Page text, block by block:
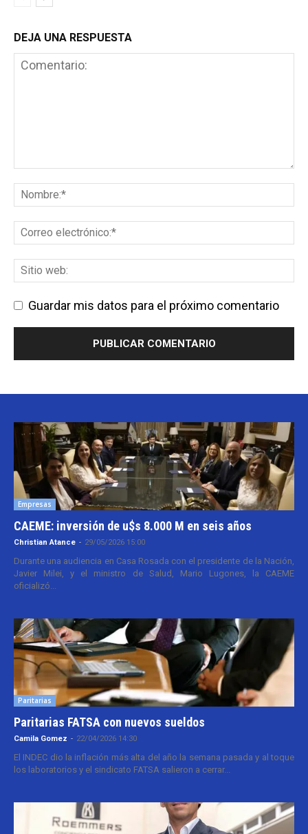
DEJA UNA RESPUESTA
Guardar mis datos para el próximo comentario
Empresas
CAEME: inversión de u$s 8.000 M en seis años
Christian Atance - 29/05/2026 15:00
Durante una audiencia en Casa Rosada con el presidente de la Nación,
Javier Milei, y el ministro de Salud, Mario Lugones, la CAEME
oficializó...
Paritarias
Paritarias FATSA con nuevos sueldos
Camila Gomez - 22/04/2026 14:30
El INDEC dio la inflación más alta del año la semana pasada y al toque
los laboratorios y el sindicato FATSA salieron a cerrar...